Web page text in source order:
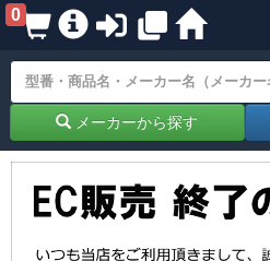
0
メーカーから探す